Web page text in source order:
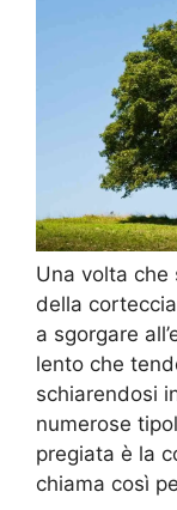
Una volta che
della
a sgorgare
lento che
schiarendosi
numerose
pregiata è la
chiama così